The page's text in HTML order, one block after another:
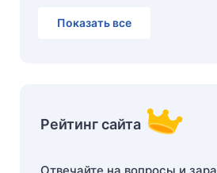
Показать все
Рейтинг сайта